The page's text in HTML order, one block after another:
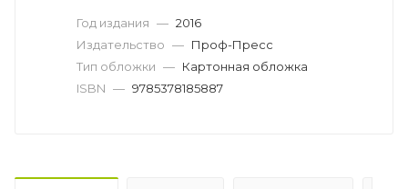
Год издания — 2016
Издательство — Проф-Пресс
Тип обложки — Картонная обложка
ISBN — 9785378185887